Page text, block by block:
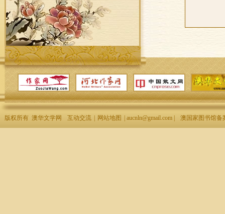
版权所有 澳华文学网 互动交流 网站地图 | aucnln@gmail.com | 澳国家图书馆备